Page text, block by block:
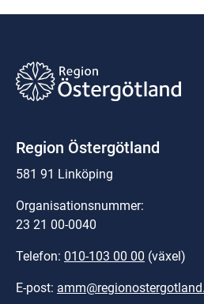
Region Östergötland
581 91 Linköping
Organisationsnummer:
23 21 00-0040
Telefon: 010-103 00 00 (växel)
E-post: